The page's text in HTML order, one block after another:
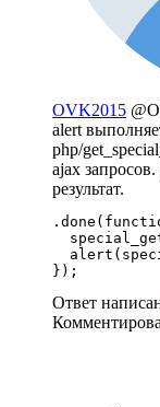
OVK2015
alert
php/
ajax
результат.
});
Ответ